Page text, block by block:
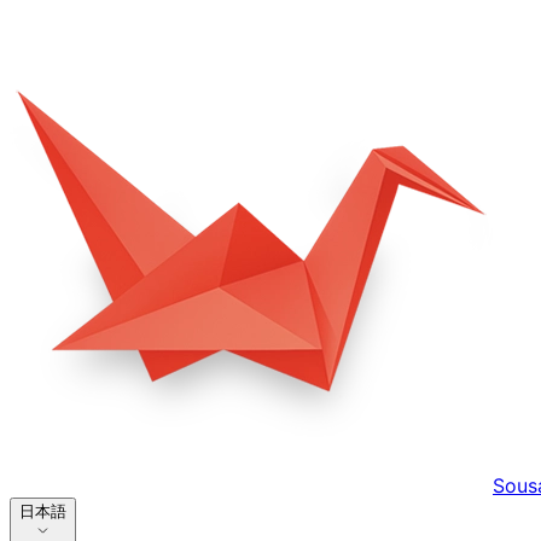
日本語